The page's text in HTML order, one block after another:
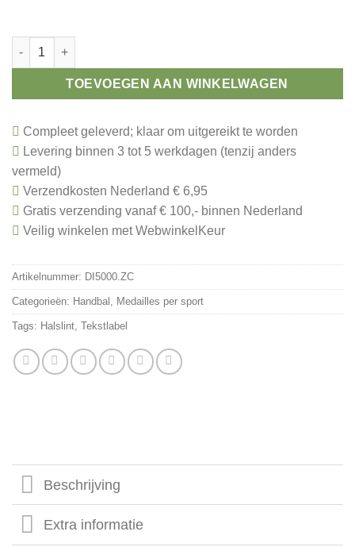
Handbal medaille 50 mm aantal
TOEVOEGEN AAN WINKELWAGEN
Compleet geleverd; klaar om uitgereikt te worden
Levering binnen 3 tot 5 werkdagen (tenzij anders
vermeld)
Verzendkosten Nederland € 6,95
Gratis verzending vanaf € 100,- binnen Nederland
Veilig winkelen met WebwinkelKeur
Artikelnummer: DI5000.ZC
Categorieën: Handbal , Medailles per sport
Tags: Halslint, Tekstlabel
Beschrijving
Extra informatie